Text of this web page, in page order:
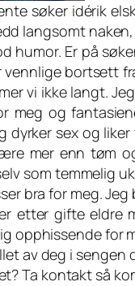
søker idérik
langsomt
humor. Er på
bortsett
vi ikke langt.
meg og
dyrker sex og
mer enn tøm
som temmelig
bra for meg.
etter gifte eldre
opphissende for
av deg i sengen
Ta kontakt så